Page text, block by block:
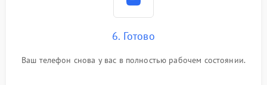
6. Готово
Ваш телефон снова у вас в полностью рабочем состоянии.